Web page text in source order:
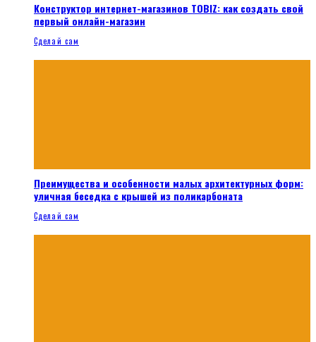
Конструктор интернет-магазинов TOBIZ: как создать свой
первый онлайн-магазин
Сделай сам
Преимущества и особенности малых архитектурных форм:
уличная беседка с крышей из поликарбоната
Сделай сам